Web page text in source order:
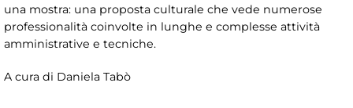
una mostra: una proposta culturale che vede numerose
professionalità coinvolte in lunghe e complesse attività
amministrative e tecniche.
A cura di Daniela Tabò